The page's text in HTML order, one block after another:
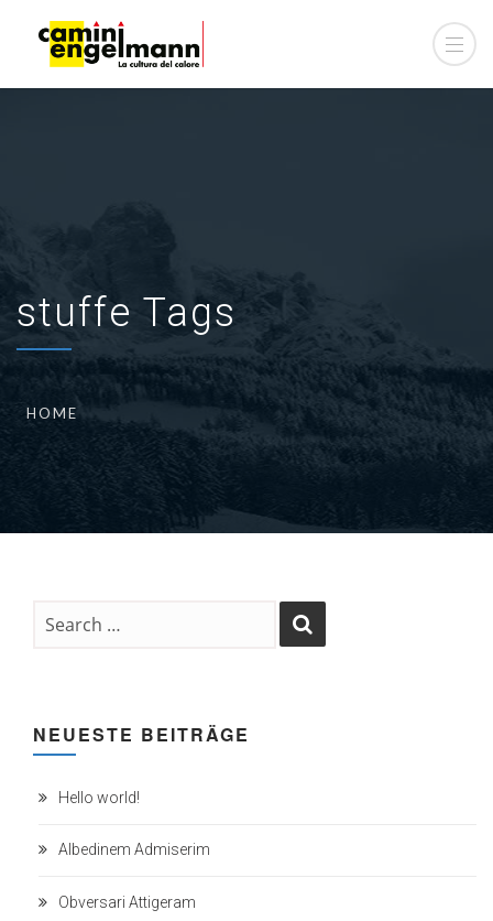
stuffe Tags
HOME
NEUESTE BEITRÄGE
Hello world!
Albedinem Admiserim
Obversari Attigeram